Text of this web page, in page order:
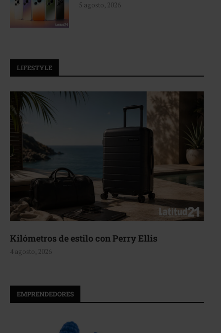
5 agosto, 2026
LIFESTYLE
Kilómetros de estilo con Perry Ellis
4 agosto, 2026
EMPRENDEDORES